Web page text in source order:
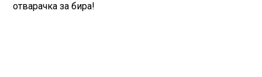
отварачка за бира!